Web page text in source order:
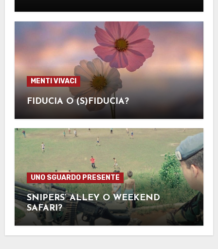
MENTI VIVACI
FIDUCIA O (S)FIDUCIA?
UNO SGUARDO PRESENTE
SNIPERS’ ALLEY O WEEKEND
SAFARI?